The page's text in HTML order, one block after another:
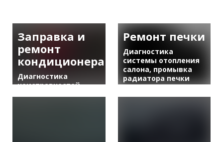
Заправка и
ремонт
кондиционера
Диагностика
неисправностей,
Ремонт печки
Диагностика
системы отопления
салона, промывка
радиатора печки
или замена, ремонт
и замена заслонок,